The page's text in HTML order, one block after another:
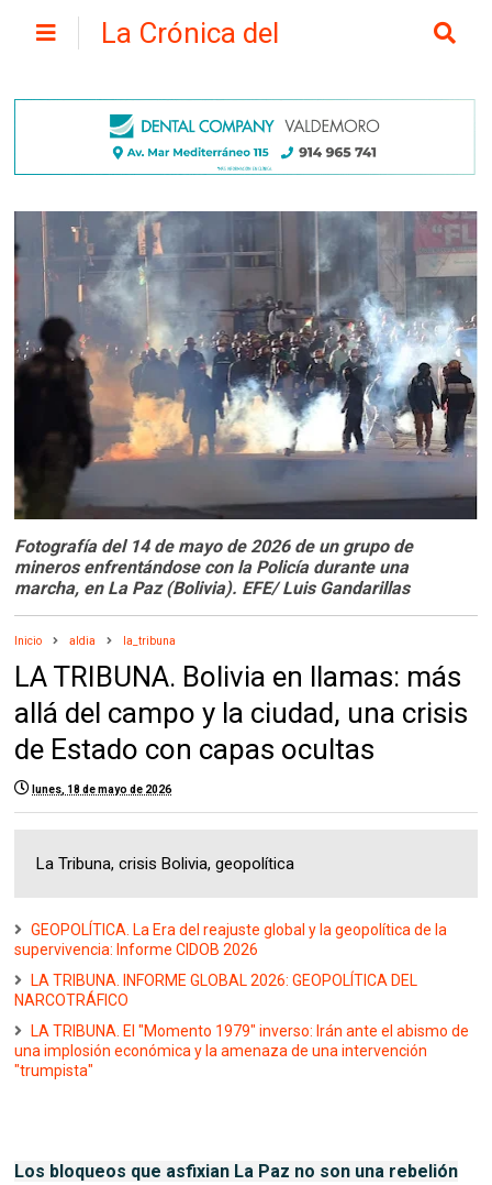
La Crónica del
Fotografía del 14 de mayo de 2026 de un grupo de
mineros enfrentándose con la Policía durante una
marcha, en La Paz (Bolivia). EFE/ Luis Gandarillas
Inicio aldia la_tribuna
LA TRIBUNA. Bolivia en llamas: más
allá del campo y la ciudad, una crisis
de Estado con capas ocultas
lunes, 18 de mayo de 2026
La Tribuna, crisis Bolivia, geopolítica
GEOPOLÍTICA. La Era del reajuste global y la geopolítica de la
supervivencia: Informe CIDOB 2026
LA TRIBUNA. INFORME GLOBAL 2026: GEOPOLÍTICA DEL
NARCOTRÁFICO
LA TRIBUNA. El "Momento 1979" inverso: Irán ante el abismo de
una implosión económica y la amenaza de una intervención
"trumpista"
Los bloqueos que asfixian La Paz no son una rebelión